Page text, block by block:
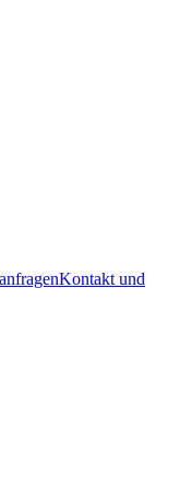
Kontakt und